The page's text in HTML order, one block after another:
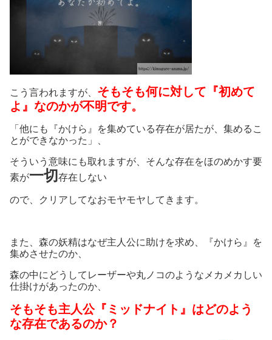
こう言われますが、 そもそも何に対して『初めて
よ』なのかが不明です。
「他にも『かけら』を集めている存在が居たが、集めるこ
とができなかった」、
そういう意味にも取れますが、そんな存在をほのめかす要
素が一切 存在しない
ので、クリアしてなおモヤモヤしてきます。
また、森の妖精はなぜ主人公に助けを求め、『かけら』を
集めさせたのか、
森の中にどうしてレーザーや丸ノコのようなメカメカしい
仕掛けがあったのか、
そもそも主人公『ミッドナイト』はどのよう
な存在であるのか？